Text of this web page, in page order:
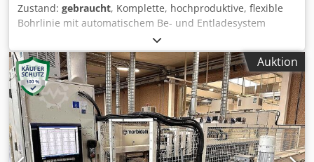
Zustand: gebraucht, Komplette, hochproduktive, flexible
Bohrlinie mit automatischem Be- und Entladesystem
Allgemeine technische Daten: Plattenbreite min. 250 mm,
max. 3000 mm Plattentiefe min. 100 mm, max. 900 mm
Plattendicke min. 12 mm, max. 60 mm Maximalgewicht pro
Platte: 50 kg Arbeitsplattenhöhe mm 1060
Lineargeschwindigkeit des Plattenförderers mit Inverter
m/min 20 -95 Bei Plattengewichten über 50 kg darf die
Geschwindigkeit 50 m/min nicht überschreiten
Produktionskapazität der Linie bis zu 25 Stück pro Minute
Technische Daten der numerischen Steuerung und des
Auktion